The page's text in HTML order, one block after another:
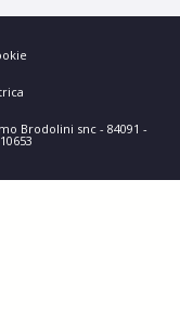
Brodolini snc - 84091 -